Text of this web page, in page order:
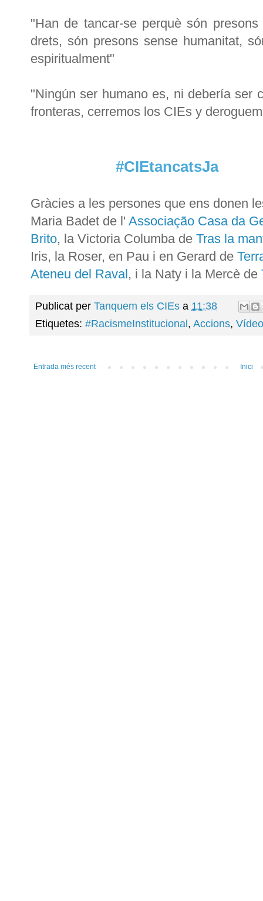
"Han de tancar-se perquè són
drets, són presons sense humanitat,
espiritualment"
"Ningún ser humano es, ni debería ser
fronteras, cerremos los CIEs y
#CIEtancatsJa
Gràcies a les persones que ens donen
Maria Badet de l' Associação Casa da
Brito, la Victoria Columba de Tras la
Iris, la Roser, en Pau i en Gerard de
Ateneu del Raval, i la Naty i la Mercè de
Publicat per Tanquem els CIEs a 11:38
Etiquetes: #RacismeInstitucional , Accions,
Entrada més recent Inici